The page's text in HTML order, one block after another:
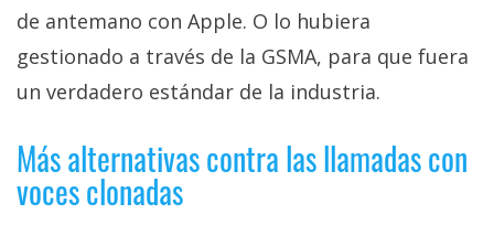
de antemano con Apple. O lo hubiera
gestionado a través de la GSMA, para que fuera
un verdadero estándar de la industria.
Más alternativas contra las llamadas con
voces clonadas